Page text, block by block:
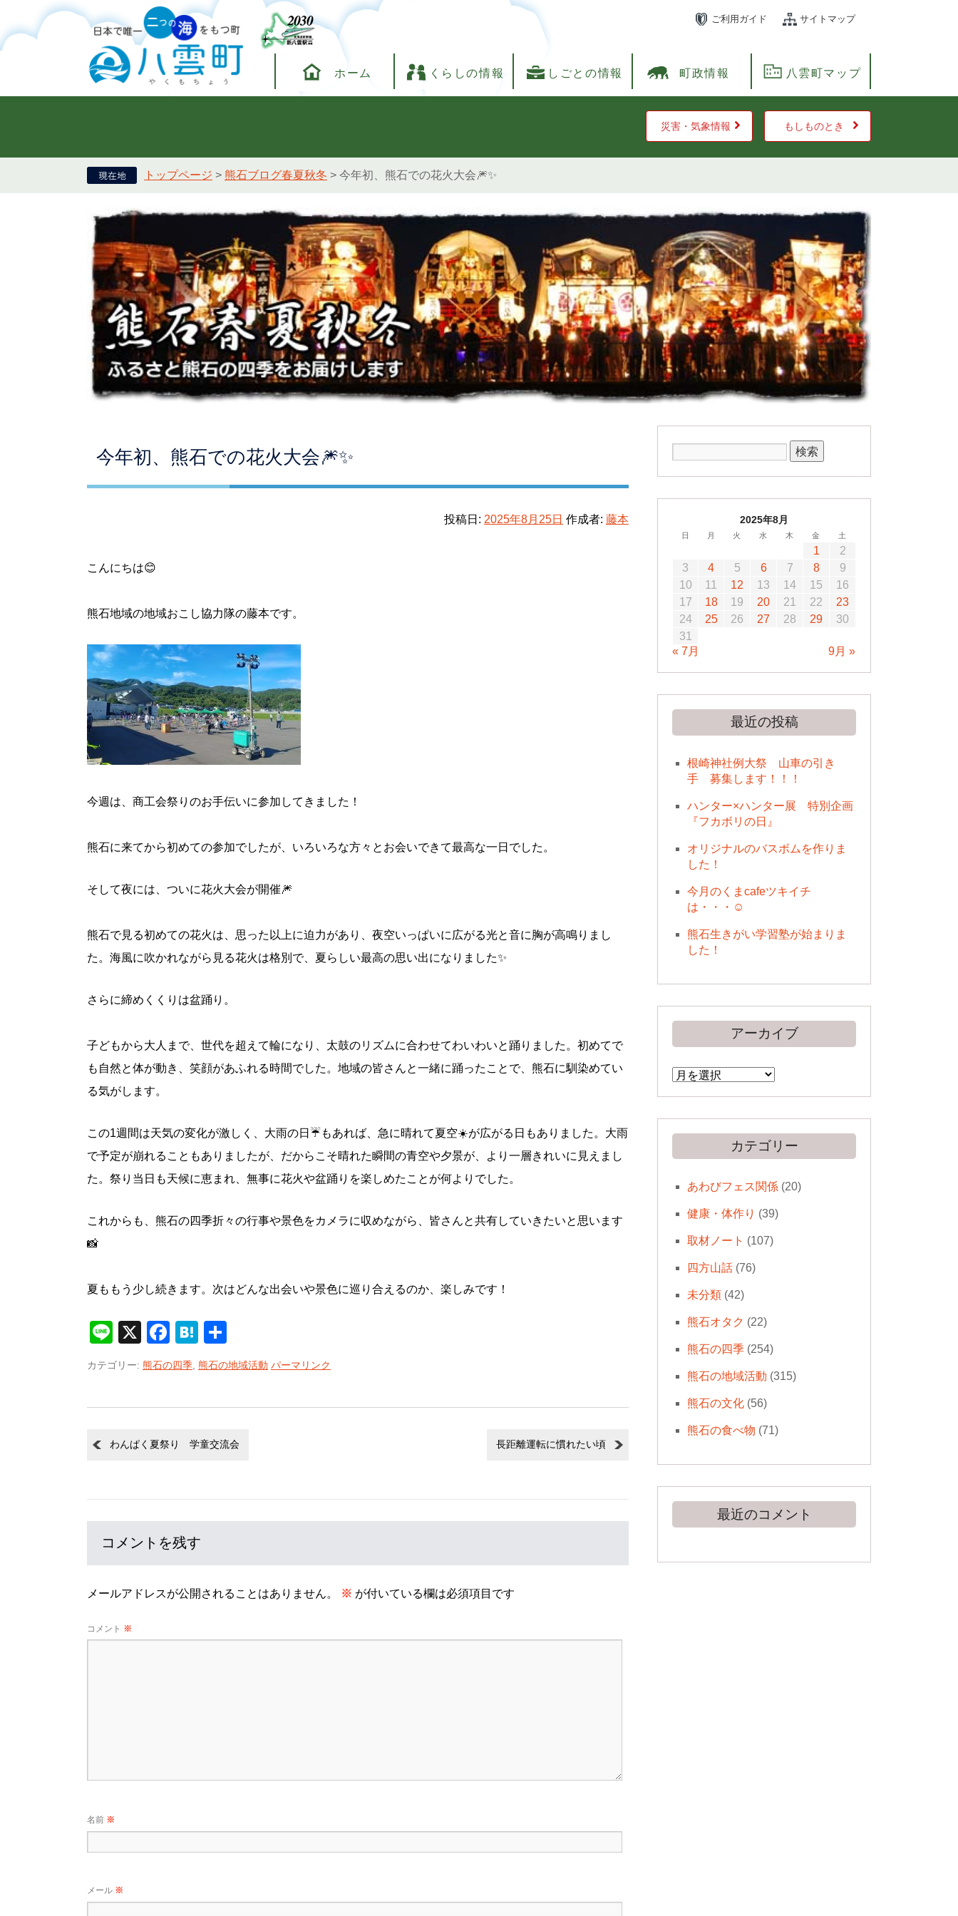
ご利用ガイド サイトマップ
ホーム くらしの情報 しごとの情報 町政情報 八雲町マップ
災害・気象情報 もしものとき
トップページ > 熊石ブログ春夏秋冬 > 今年初、熊石での花火大会🎆✨
今年初、熊石での花火大会🎆✨
投稿日: 2025年8月25日 作成者: 藤本
こんにちは😊
熊石地域の地域おこし協力隊の藤本です。
今週は、商工会祭りのお手伝いに参加してきました！
熊石に来てから初めての参加でしたが、いろいろな方々とお会いできて最高な一日でした。
そして夜には、ついに花火大会が開催🎆
熊石で見る初めての花火は、思った以上に迫力があり、夜空いっぱいに広がる光と音に胸が高鳴りまし
た。海風に吹かれながら見る花火は格別で、夏らしい最高の思い出になりました✨
さらに締めくくりは盆踊り。
子どもから大人まで、世代を超えて輪になり、太鼓のリズムに合わせてわいわいと踊りました。初めてで
も自然と体が動き、笑顔があふれる時間でした。地域の皆さんと一緒に踊ったことで、熊石に馴染めてい
る気がします。
この1週間は天気の変化が激しく、大雨の日☔もあれば、急に晴れて夏空☀️が広がる日もありました。大雨
で予定が崩れることもありましたが、だからこそ晴れた瞬間の青空や夕景が、より一層きれいに見えまし
た。祭り当日も天候に恵まれ、無事に花火や盆踊りを楽しめたことが何よりでした。
これからも、熊石の四季折々の行事や景色をカメラに収めながら、皆さんと共有していきたいと思います
📸
夏ももう少し続きます。次はどんな出会いや景色に巡り合えるのか、楽しみです！
Line
X Facebook
Hatena
有
カテゴリー: 熊石の四季 熊石の地域活動 パーマリンク
わんぱく夏祭り 学童交流会 長距離運転に慣れたい頃
コメントを残す
メールアドレスが公開されることはありません。 ※ が付いている欄は必須項目です
コメント ※
名前 ※
メール ※
2025年8月
日 月 火 水 木 金 土
1
2
3
4 5 6 7 8
9
10
11 12 13 14 15
16
17
18 19 20 21 22
23
24
25 26 27 28 29
30
31
« 7月
9月 »
最近の投稿
根崎神社例大祭 山車の引き
手 募集します！！！
ハンター×ハンター展 特別企画
『フカボリの日』
オリジナルのバスボムを作りま
した！
今月のくまcafeツキイチ
は・・・☺
熊石生きがい学習塾が始まりま
した！
アーカイブ
ア
ー
カ
カテゴリー
あわびフェス関係(20)
健康・体作り (39)
取材ノート (107)
四方山話(76)
未分類(42)
熊石オタク (22)
熊石の四季(254)
熊石の地域活動 (315)
熊石の文化(56)
熊石の食べ物 (71)
最近のコメント